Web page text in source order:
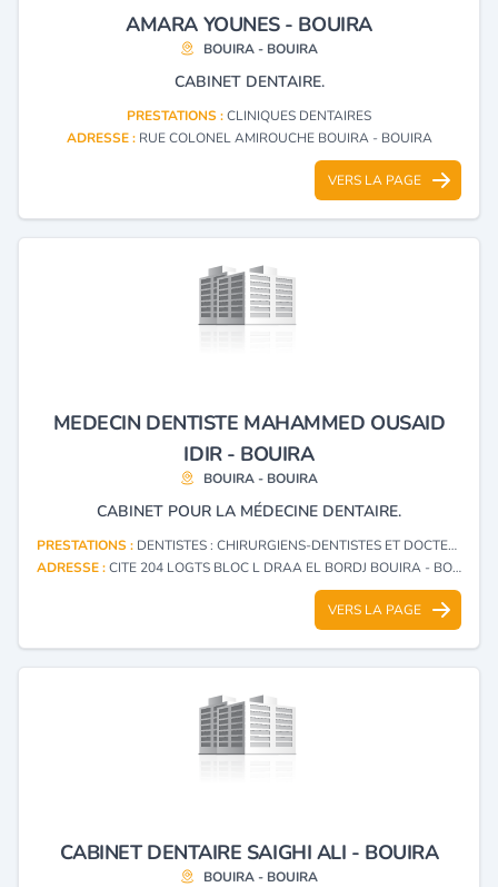
AMARA YOUNES - BOUIRA
BOUIRA - BOUIRA
CABINET DENTAIRE.
PRESTATIONS :CLINIQUES DENTAIRES
ADRESSE : RUE COLONEL AMIROUCHE BOUIRA - BOUIRA
VERS LA PAGE
MEDECIN DENTISTE MAHAMMED OUSAID
IDIR - BOUIRA
BOUIRA - BOUIRA
CABINET POUR LA MÉDECINE DENTAIRE.
PRESTATIONS : DENTISTES : CHIRURGIENS-DENTISTES ET DOCTEURS EN CHIRURGIE DENTAIRE
ADRESSE :CITE 204 LOGTS BLOC L DRAA EL BORDJ BOUIRA - BOUIRA
VERS LA PAGE
CABINET DENTAIRE SAIGHI ALI - BOUIRA
BOUIRA - BOUIRA